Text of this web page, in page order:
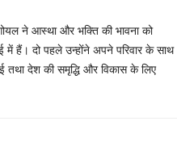
ने आस्था और भक्ति की भावना को
हैं। दो पहले उन्होंने अपने परिवार के साथ
तथा देश की समृद्धि और विकास के लिए